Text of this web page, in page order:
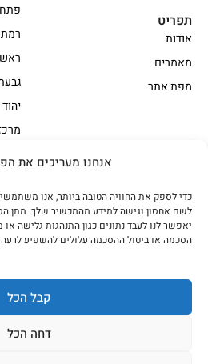
אנחנו מעריכים את
לשם אחסון וגישה למידע מהמכשיר שלך. מתן
יאפשר לנו לעבד נתונים כגון התנהגות גלישה
הסכמה או ביטול ההסכמה עלולים להשפיע
קבל הכל
דחה הכל
אווז
בשר
בשר בקר עגלה משובח
בשר
הודו
נתחי פנים
עוף
על האש
רמת
יהוד
תפריט
אודות
מאמרים
מפת אתר